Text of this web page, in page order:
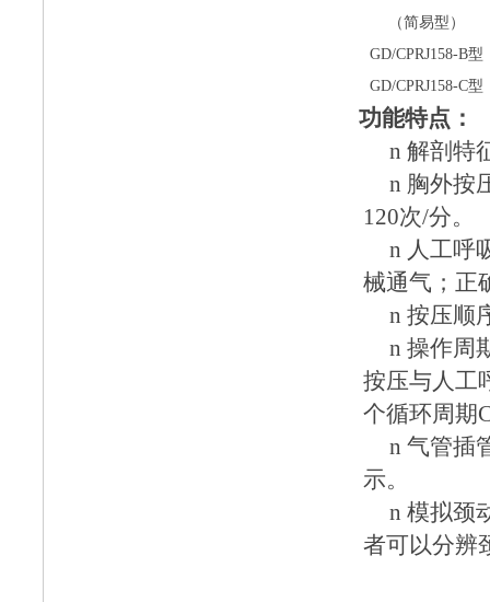
（简易型）
GD/CPRJ158-B型
GD/CPRJ158-C型
功能特点：
n 解剖特
n 胸外按
120次/分。
n 人工呼
械通气；正
n 按压顺
n 操作周
按压与人工
个循环周期
n 气管插
示。
n 模拟颈
者可以分辨